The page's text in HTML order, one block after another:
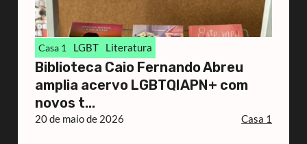
Casa 1 LGBT Literatura
Biblioteca Caio Fernando Abreu
amplia acervo LGBTQIAPN+ com
novos t...
20 de maio de 2026 Casa 1